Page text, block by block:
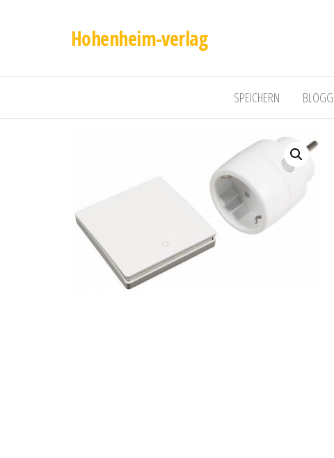
Hohenheim-verlag
SPEICHERN